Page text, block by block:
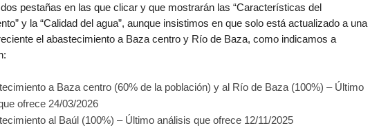
pestañas en las que clicar y que mostrarán las “Características del
y la “Calidad del agua”, aunque insistimos en que solo está actualizado a una
el abastecimiento a Baza centro y Río de Baza, como indicamos a
a Baza centro (60% de la población) y al Río de Baza (100%) – Último
ofrece 24/03/2026
al Baúl (100%) – Último análisis que ofrece 12/11/2025